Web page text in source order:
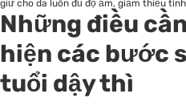
giữ cho da luôn đủ độ ẩm, giảm thiểu
Những điều
hiện các bước
tuổi dậy thì